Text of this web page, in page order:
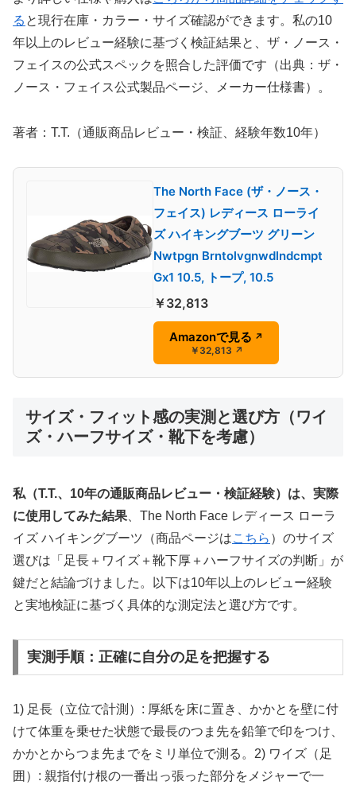
る と現行在庫・カラー・サイズ確認ができます。私の10
年以上のレビュー経験に基づく検証結果と、ザ・ノース・
フェイスの公式スペックを照合した評価です（出典：ザ・
ノース・フェイス公式製品ページ、メーカー仕様書）。
著者：T.T.（通販商品レビュー・検証、経験年数10年）
The North Face (ザ・ノース・
フェイス) レディース ローライ
ズ ハイキングブーツ グリーン
Nwtpgn Brntolvgnwdlndcmpt
Gx1 10.5, トープ, 10.5
￥32,813
Amazonで見る ↗
￥32,813 ↗
サイズ・フィット感の実測と選び方（ワイ
ズ・ハーフサイズ・靴下を考慮）
私（T.T.、10年の通販商品レビュー・検証経験）は、実際
に使用してみた結果 、The North Face レディース ローラ
イズ ハイキングブーツ（商品ページはこちら ）のサイズ
選びは「足長＋ワイズ＋靴下厚＋ハーフサイズの判断」が
鍵だと結論づけました。以下は10年以上のレビュー経験
と実地検証に基づく具体的な測定法と選び方です。
実測手順：正確に自分の足を把握する
1) 足長（立位で計測）: 厚紙を床に置き、かかとを壁に付
けて体重を乗せた状態で最長のつま先を鉛筆で印をつけ、
かかとからつま先までをミリ単位で測る。2) ワイズ（足
囲）: 親指付け根の一番出っ張った部分をメジャーで一